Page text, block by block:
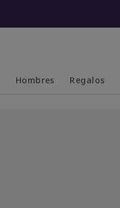
Hombres Regalos